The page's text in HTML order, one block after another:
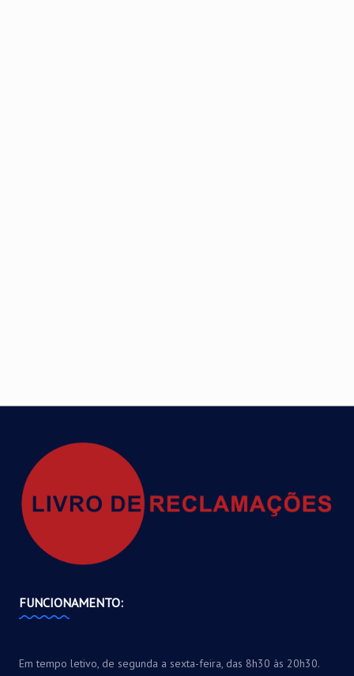
FUNCIONAMENTO:
Em tempo letivo, de segunda a sexta-feira, das 8h30 às 20h30.